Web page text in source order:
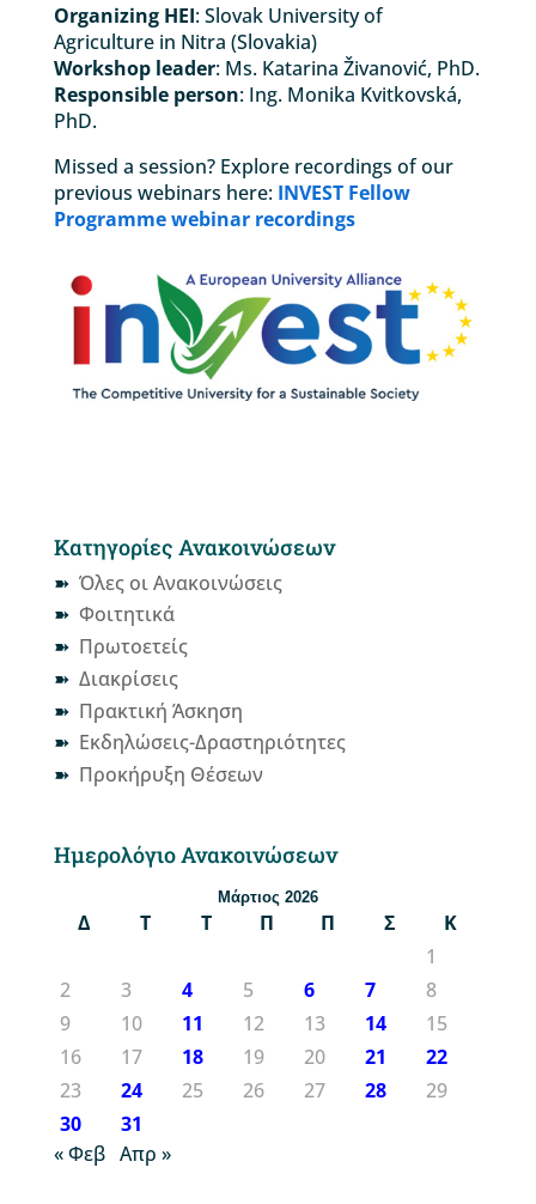
Organizing HEI: Slovak University of
Agriculture in Nitra (Slovakia)
Workshop leader: Ms. Katarina Živanović, PhD.
Responsible person: Ing. Monika Kvitkovská,
PhD.
Missed a session? Explore recordings of our
previous webinars here: INVEST Fellow
Programme webinar recordings
Κατηγορίες Ανακοινώσεων
Όλες οι Ανακοινώσεις
Φοιτητικά
Πρωτοετείς
Διακρίσεις
Πρακτική Άσκηση
Εκδηλώσεις-Δραστηριότητες
Προκήρυξη Θέσεων
Ημερολόγιο Ανακοινώσεων
Μάρτιος 2026
Δ Τ Τ Π Π Σ
Κ
1
2
3 4 5 6 7
8
9
10 11 12 13 14
15
16
17 18 19 20 21
22
23
24 25 26 27 28
29
30
31
« Φεβ Απρ »